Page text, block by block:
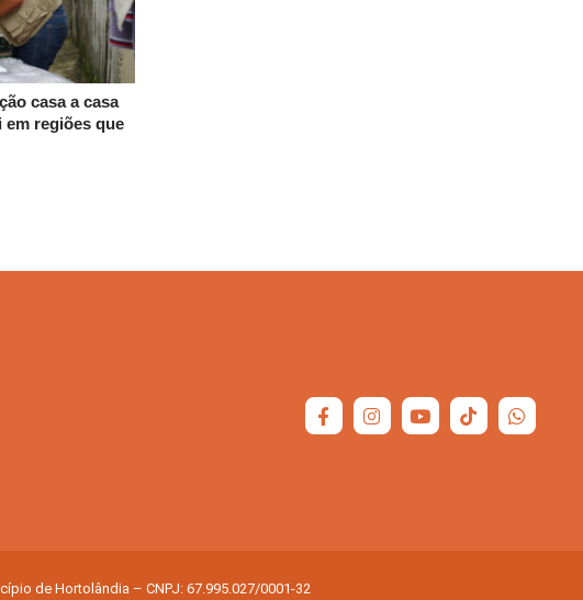
casa a casa
em regiões que
de Hortolândia – CNPJ: 67.995.027/0001-32